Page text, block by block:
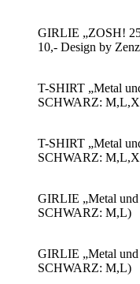
GIRLIE „ZOSH!
10,- Design by
T-SHIRT „Metal
SCHWARZ:
T-SHIRT „Metal
SCHWARZ:
GIRLIE „Metal
SCHWARZ: M,L)
GIRLIE „Metal
SCHWARZ: M,L)